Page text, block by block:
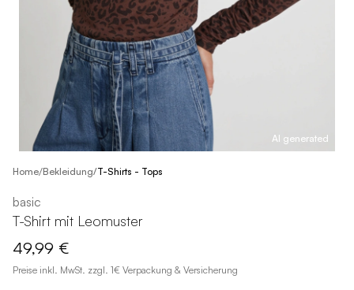
AI generated
Home/Bekleidung/T-Shirts - Tops
basic
T-Shirt mit Leomuster
49,99 €
Preise inkl. MwSt. zzgl. 1€ Verpackung & Versicherung